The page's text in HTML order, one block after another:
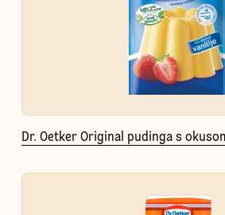
Dr. Oetker Original pudinga s